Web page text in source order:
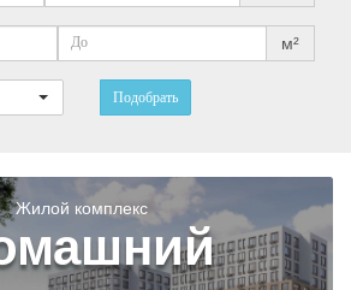
м²
Подобрать
Жилой комплекс